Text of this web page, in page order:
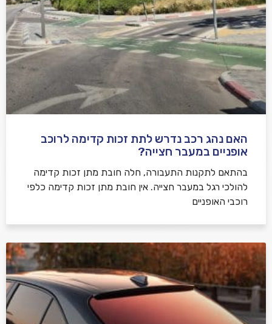
אני מאשר/ת קבלת דיוור במייל ושימוש בפרטים בהתאם
למדיניות הפרטיות
שלח משוב
האם נהג רכב נדרש לתת זכות קדימה לרוכב
אופניים במעבר חצייה?
בהתאם לתקנות התעבורה, חלה חובת מתן זכות קדימה
להולכי רגל במעבר חצייה. אין חובת מתן זכות קדימה כלפי
רוכבי האופניים